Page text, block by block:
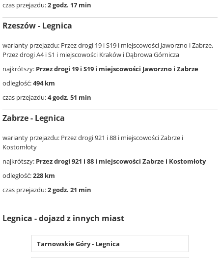
czas przejazdu:2 godz. 17 min
Rzeszów - Legnica
warianty przejazdu: Przez drogi 19 i S19 i miejscowości Jaworzno i Zabrze,
Przez drogi A4 i S1 i miejscowości Kraków i Dąbrowa Górnicza
najkrótszy: Przez drogi 19 i S19 i miejscowości Jaworzno i Zabrze
odległość:494 km
czas przejazdu:4 godz. 51 min
Zabrze - Legnica
warianty przejazdu: Przez drogi 921 i 88 i miejscowości Zabrze i
Kostomłoty
najkrótszy: Przez drogi 921 i 88 i miejscowości Zabrze i Kostomłoty
odległość:228 km
czas przejazdu:2 godz. 21 min
Legnica - dojazd z innych miast
Tarnowskie Góry - Legnica